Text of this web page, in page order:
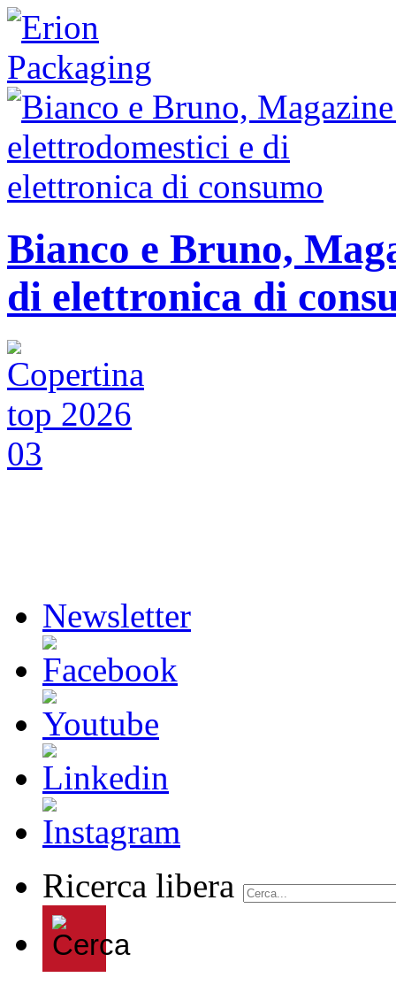
Bianco e Bruno,
di elettronica di
Newsletter
Ricerca libera